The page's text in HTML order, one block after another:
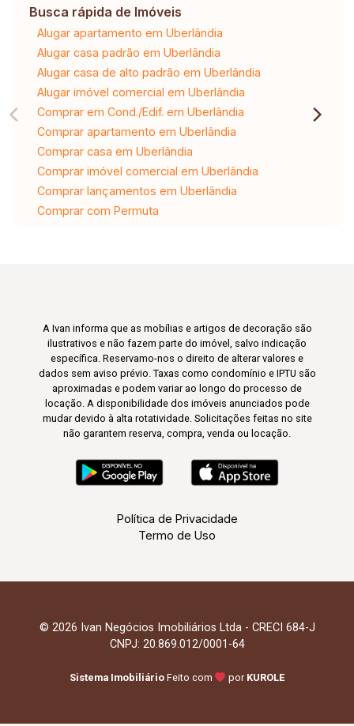
Busca rápida de Imóveis
Alugar apartamento em Uberlândia
Alugar casa padrão em Uberlândia
Alugar casa de alto padrão em Uberlândia
Alugar imóvel comercial em Uberlândia
Comprar em Cond./Edif. em Uberlândia
Comprar apartamento em Uberlândia
Comprar casa em Uberlândia
Comprar imóvel comercial em Uberlândia
Comprar lançamentos em Uberlândia
Comprar com Permuta
A Ivan informa que as mobílias e artigos de decoração são
ilustrativos e não fazem parte do imóvel, salvo indicação
específica. Reservamo-nos o direito de alterar valores e
dados sem aviso prévio. Taxas como condomínio e IPTU são
aproximadas e podem variar ao longo do processo de
locação. A disponibilidade dos imóveis anunciados pode
mudar devido à alta rotatividade. Solicitações feitas no site
não garantem reserva, compra, venda ou locação.
Política de Privacidade
Termo de Uso
© 2026 Ivan Negócios Imobiliários Ltda - CRECI 684-J
CNPJ: 20.869.012/0001-64
Sistema Imobiliário Feito com por KUROLE